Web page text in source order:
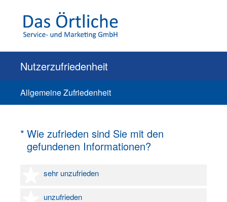
Nutzerzufriedenheit
Allgemeine Zufriedenheit
* Wie zufrieden sind Sie mit den
gefundenen Informationen?
(Erforderlich.)
sehr unzufrieden
1 Stern
unzufrieden